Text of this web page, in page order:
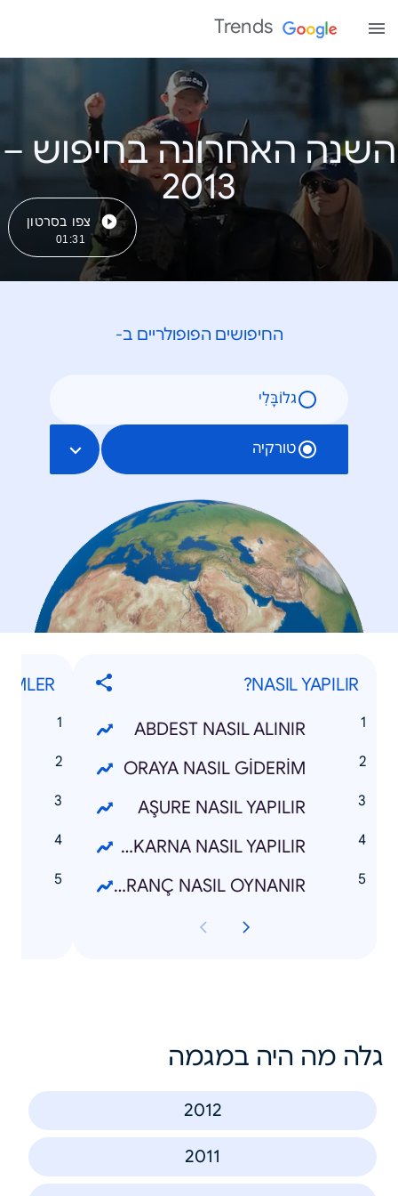
Trends
השנה האחרונה בחיפוש –
צפו בסרטון
01:31
החיפושים הפופולריים ב-
גלוֹבָּלִי
טורקיה
NASIL YAPILIR?
ABDEST NASIL ALINIR
ORAYA NASIL GİDERİM
AŞURE NASIL YAPILIR
MAKARNA NASIL YAPILIR
SATRANÇ NASIL OYNANIR
גלה מה היה במגמה
2012
2011